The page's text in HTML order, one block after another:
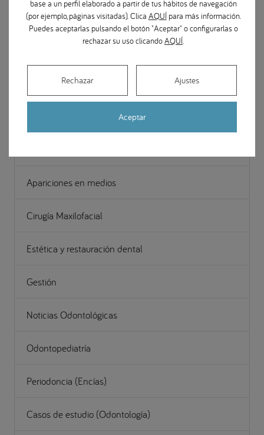
Categorías Magazine
Prevención en salud dental
Apariciones en medios
Cirugía Maxilofacial
Estética y restauración dental
Gestión
Noticias Odontológicas
Odontopediatría
Periodoncia (Encías)
Casos de estudio (Odontología)
base a un perfil elaborado a partir de tus hábitos de navegación
(por ejemplo, páginas visitadas). Clica AQUÍpara más información.
Puedes aceptarlas pulsando el botón "Aceptar" o configurarlas o
rechazar su uso clicandoAQUÍ.
Aceptar
Rechazar Ajustes